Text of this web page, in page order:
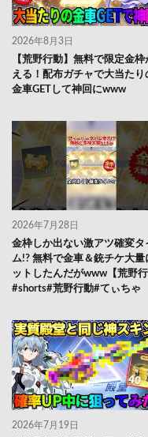
2026年8月3日
【荒野行動】無料で限定金枠
える！配布ガチャで大当たり
金車GETして神回にwww
2026年7月28日
金枠しか出ない激アツ確変タ
ム!? 無料で金車＆銃チケ大量
ットしたんだがwww【荒野行
#shorts#荒野行動#てぃちゃ
2026年7月19日